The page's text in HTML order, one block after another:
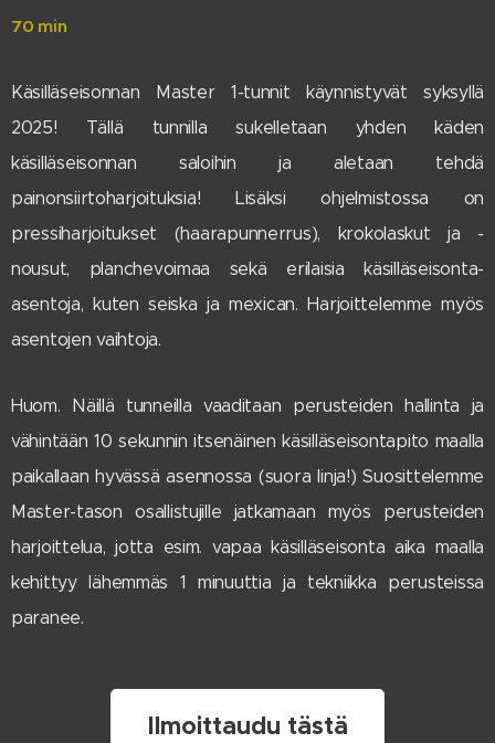
70 min
Käsilläseisonnan Master 1-tunnit käynnistyvät syksyllä
2025! Tällä tunnilla sukelletaan yhden käden
käsilläseisonnan saloihin ja aletaan tehdä
painonsiirtoharjoituksia! Lisäksi ohjelmistossa on
pressiharjoitukset (haarapunnerrus), krokolaskut ja -
nousut, planchevoimaa sekä erilaisia käsilläseisonta-
asentoja, kuten seiska ja mexican. Harjoittelemme myös
asentojen vaihtoja.
Huom. Näillä tunneilla vaaditaan perusteiden hallinta ja
vähintään 10 sekunnin itsenäinen käsilläseisontapito maalla
paikallaan hyvässä asennossa (suora linja!) Suosittelemme
Master-tason osallistujille jatkamaan myös perusteiden
harjoittelua, jotta esim. vapaa käsilläseisonta aika maalla
kehittyy lähemmäs 1 minuuttia ja tekniikka perusteissa
paranee.
Ilmoittaudu tästä